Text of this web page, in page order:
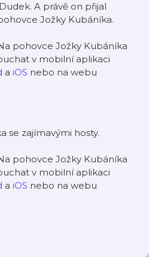
A právě on přijal
Jožky Kubáníka.
pohovce Jožky Kubáníka
v mobilní aplikaci
a iOS nebo na webu
se zajímavými hosty.
pohovce Jožky Kubáníka
v mobilní aplikaci
a iOS nebo na webu